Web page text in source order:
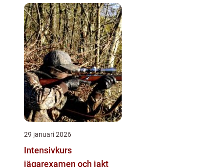
29 januari 2026
Intensivkurs
jägarexamen och jakt